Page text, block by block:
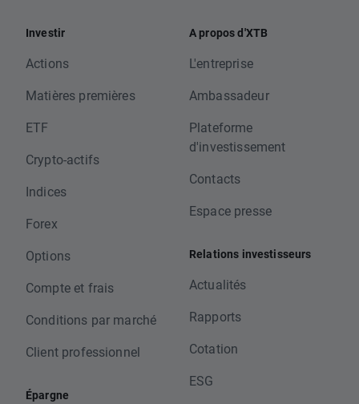
Investir
Actions
Matières premières
ETF
Crypto-actifs
Indices
Forex
Options
Compte et frais
Conditions par marché
Client professionnel
Épargne
A propos d'XTB
L'entreprise
Ambassadeur
Plateforme
d'investissement
Contacts
Espace presse
Relations investisseurs
Actualités
Rapports
Cotation
ESG